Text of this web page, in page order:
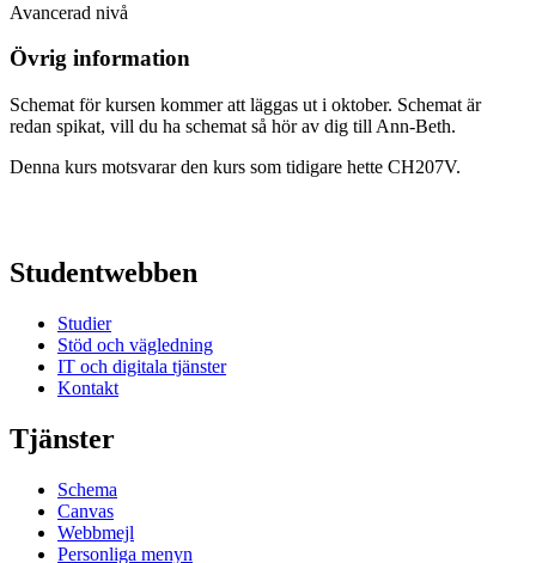
Avancerad nivå
Övrig information
Schemat för kursen kommer att läggas ut i oktober. Schemat är
redan spikat, vill du ha schemat så hör av dig till Ann-Beth.
Denna kurs motsvarar den kurs som tidigare hette CH207V.
Studentwebben
Studier
Stöd och vägledning
IT och digitala tjänster
Kontakt
Tjänster
Schema
Canvas
Webbmejl
Personliga menyn